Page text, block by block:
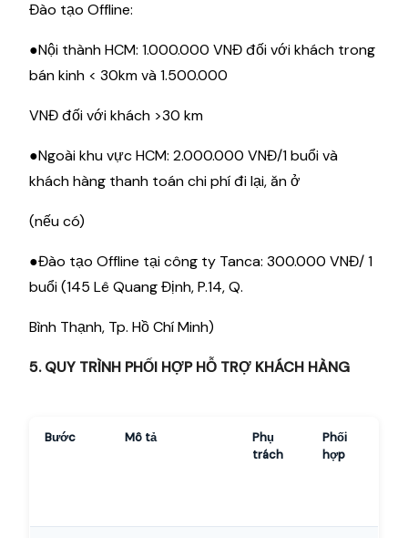
Đào tạo Offline:
●Nội thành HCM: 1.000.000 VNĐ đối với khách trong
bán kinh < 30km và 1.500.000
VNĐ đối với khách >30 km
●Ngoài khu vực HCM: 2.000.000 VNĐ/1 buổi và
khách hàng thanh toán chi phí đi lại, ăn ở
(nếu có)
●Đào tạo Offline tại công ty Tanca: 300.000 VNĐ/ 1
buổi (145 Lê Quang Định, P.14, Q.
Bình Thạnh, Tp. Hồ Chí Minh)
5. QUY TRÌNH PHỐI HỢP HỖ TRỢ KHÁCH HÀNG
Bước Mô tả
Phụ
trách
Phối
hợp